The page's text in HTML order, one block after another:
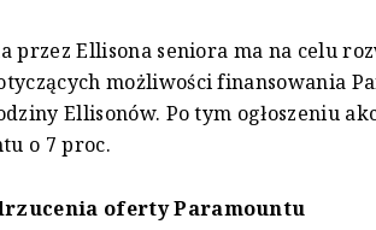
przez Ellisona seniora ma na celu
możliwości finansowania
Ellisonów. Po tym ogłoszeniu
o 7 proc.
oferty Paramountu